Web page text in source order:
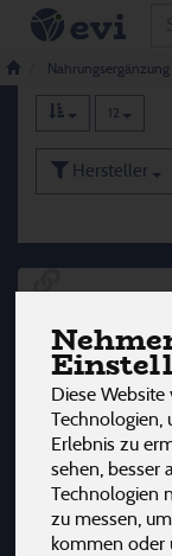
Diese
Technologien,
Erlebnis zu
sehen, besser
Technologien
zu messen,
kommen oder
Nahrungsergänzung
Flüssig
12
Hersteller